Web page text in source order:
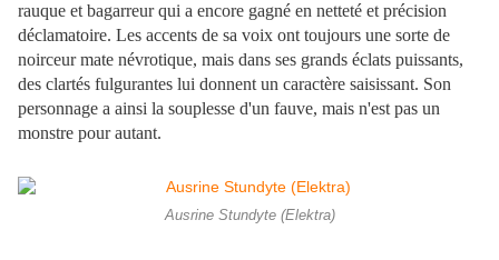
rauque et bagarreur qui a encore gagné en netteté et précision
déclamatoire. Les accents de sa voix ont toujours une sorte de
noirceur mate névrotique, mais dans ses grands éclats puissants,
des clartés fulgurantes lui donnent un caractère saisissant. Son
personnage a ainsi la souplesse d'un fauve, mais n'est pas un
monstre pour autant.
Ausrine Stundyte (Elektra)